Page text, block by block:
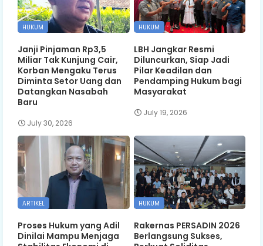
HUKUM
Janji Pinjaman Rp3,5
Miliar Tak Kunjung Cair,
Korban Mengaku Terus
Diminta Setor Uang dan
Datangkan Nasabah
Baru
July 30, 2026
HUKUM
LBH Jangkar Resmi
Diluncurkan, Siap Jadi
Pilar Keadilan dan
Pendamping Hukum bagi
Masyarakat
July 19, 2026
ARTIKEL
Proses Hukum yang Adil
Dinilai Mampu Menjaga
HUKUM
Rakernas PERSADIN 2026
Berlangsung Sukses,